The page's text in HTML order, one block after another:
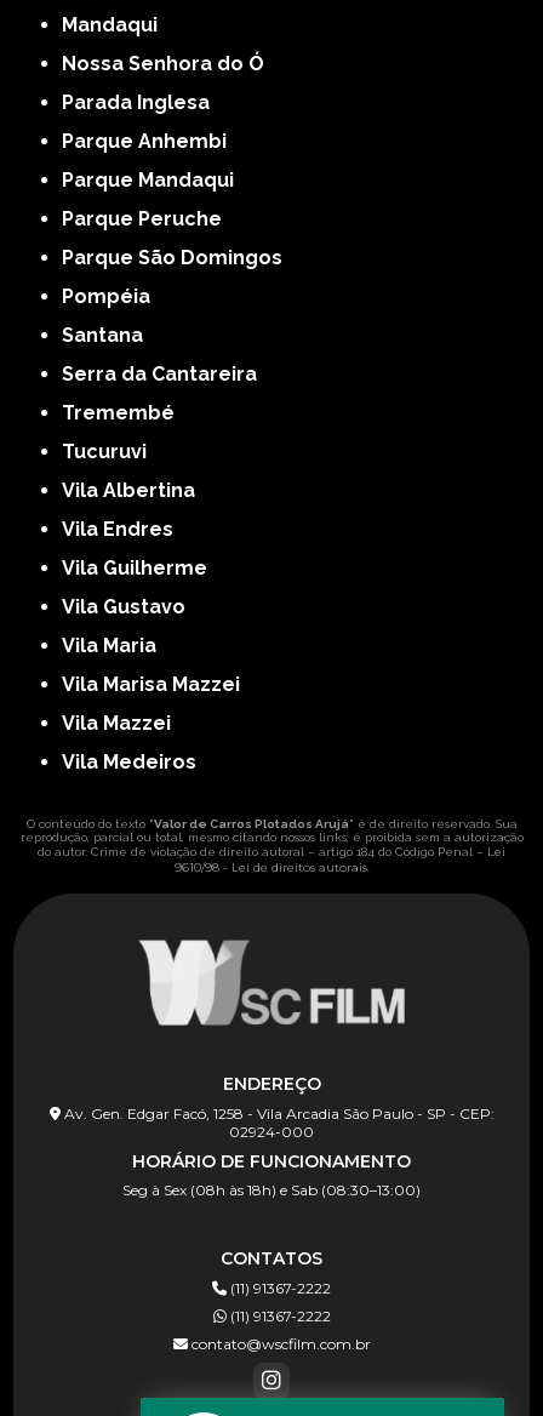
Mandaqui
Nossa Senhora do Ó
Parada Inglesa
Parque Anhembi
Parque Mandaqui
Parque Peruche
Parque São Domingos
Pompéia
Santana
Serra da Cantareira
Tremembé
Tucuruvi
Vila Albertina
Vila Endres
Vila Guilherme
Vila Gustavo
Vila Maria
Vila Marisa Mazzei
Vila Mazzei
Vila Medeiros
O conteúdo do texto "Valor de Carros Plotados Arujá" é de direito reservado. Sua
reprodução, parcial ou total, mesmo citando nossos links, é proibida sem a autorização
do autor. Crime de violação de direito autoral – artigo 184 do Código Penal – Lei
9610/98 - Lei de direitos autorais.
ENDEREÇO
Av. Gen. Edgar Facó, 1258 - Vila Arcadia São Paulo - SP - CEP:
02924-000
HORÁRIO DE FUNCIONAMENTO
Seg à Sex (08h às 18h) e Sab (08:30–13:00)
CONTATOS
(11) 91367-2222
(11) 91367-2222
contato@wscfilm.com.br